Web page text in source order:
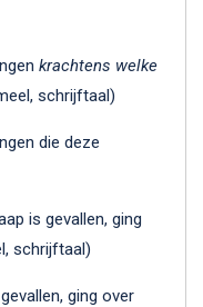
krachtens welke
schrijftaal)
die deze
is gevallen, ging
schrijftaal)
ging over